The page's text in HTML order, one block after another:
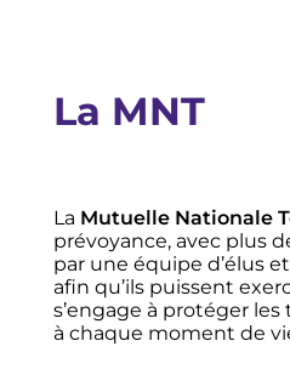
La MNT
La Mutuelle Nationale
prévoyance, avec plus
par une équipe d’élus
afin qu’ils puissent
s’engage à protéger
à chaque moment de